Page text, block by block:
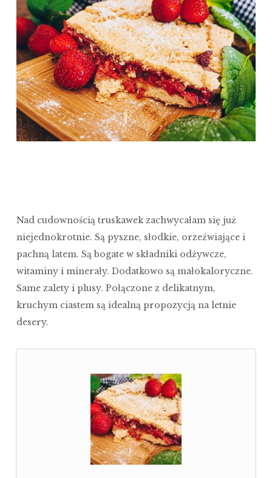
Nad cudownością truskawek zachwycałam się już
niejednokrotnie. Są pyszne, słodkie, orzeźwiające i
pachną latem. Są bogate w składniki odżywcze,
witaminy i minerały. Dodatkowo są małokaloryczne.
Same zalety i plusy. Połączone z delikatnym,
kruchym ciastem są idealną propozycją na letnie
desery.